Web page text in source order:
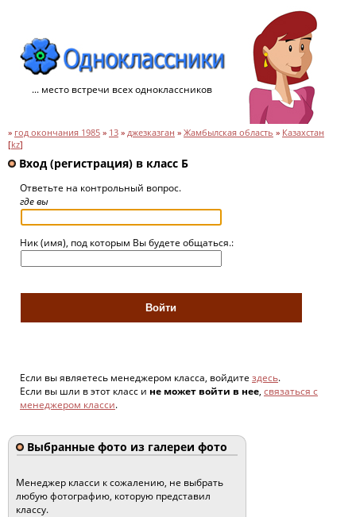
... место встречи всех одноклассников
» год окончания 1985 » 13 » джезказган » Жамбылская область » Казахстан
[kz]
Вход (регистрация) в класс Б
Ответьте на контрольный вопрос.
где вы
Ник (имя), под которым Вы будете общаться.:
Если вы являетесь менеджером класса, войдите здесь.
Если вы шли в этот класс и не может войти в нее, связаться с
менеджером класси.
Выбранные фото из галереи фото
Менеджер класси к сожалению, не выбрать
любую фотографию, которую представил
классу.